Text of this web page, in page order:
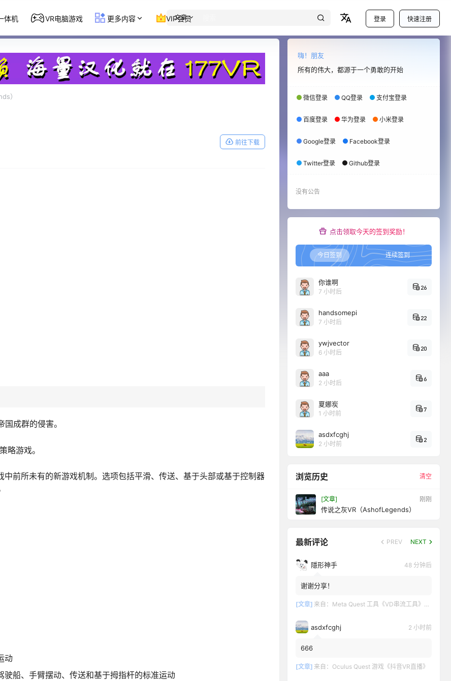
文章 登录 快速注册
体机 VR电脑游戏 更多内容 VIP会员
）
前往下载
成群的侵害。
略游戏。
前所未有的新游戏机制。选项包括平滑、传送、基于头部或基于控制器
动
船、手臂摆动、传送和基于拇指杆的标准运动
嗨！朋友
所有的伟大，都源于一个勇敢的开始
微信登录 QQ登录 支付宝登录
百度登录 华为登录 小米登录
Google登录 Facebook登录
Twitter登录 Github登录
没有公告
点击领取今天的签到奖励！
今日签到 连续签到
你谁啊
7 小时后
26
handsomepi
7 小时后
22
ywjvector
6 小时后
20
aaa
2 小时后
6
夏娜炭
1 小时前
7
asdxfcghj
2 小时前
2
浏览历史 清空
[文章] 刚刚
传说之灰VR（AshofLegends）
最新评论 PREV NEXT
隱形神手 48 分钟后
谢谢分享！
[文章] 来自： Meta Quest 工具《VD串流工具》Virtual Desktop 破解版
asdxfcghj 2 小时前
666
[文章] 来自： Oculus Quest 游戏《抖音VR直播》